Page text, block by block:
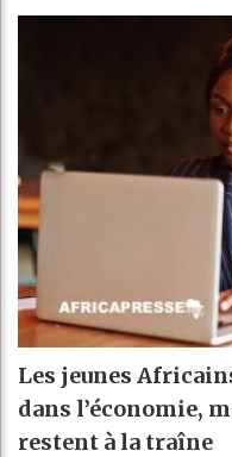
Les jeunes
dans l’économie,
restent à la traîne